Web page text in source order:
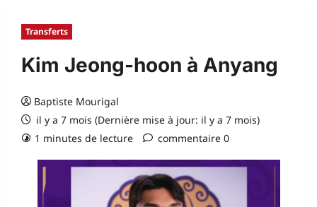
Transferts
Kim Jeong-hoon à Anyang
Baptiste Mourigal
il y a 7 mois (Dernière mise à jour: il y a 7 mois)
1 minutes de lecture
commentaire 0